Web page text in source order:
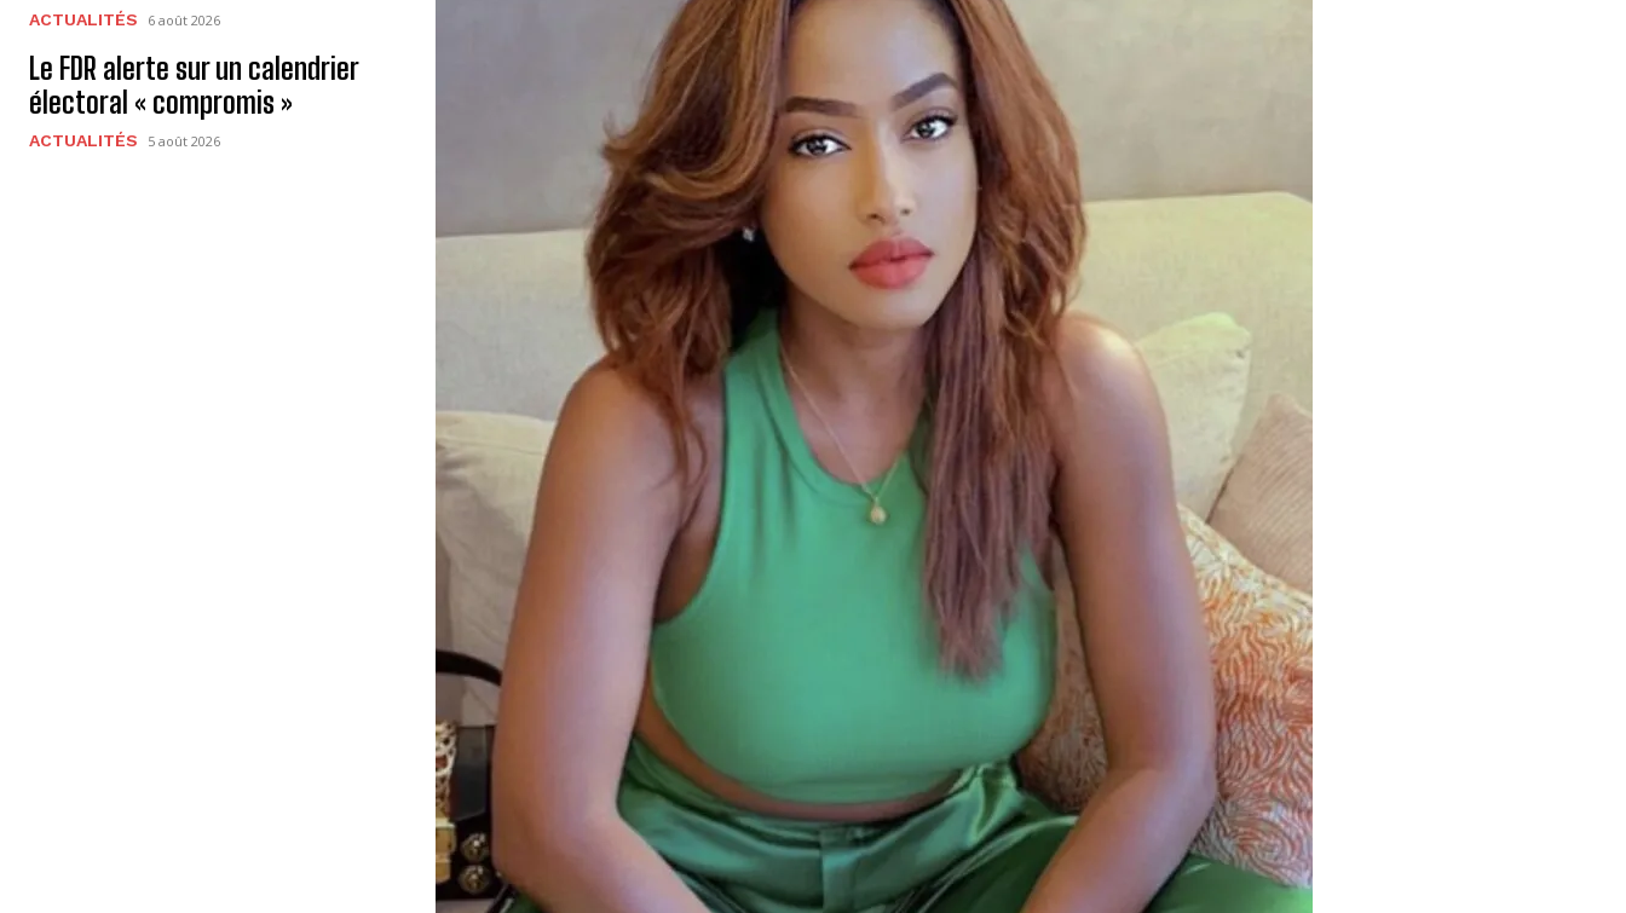
ACTUALITÉS 6 août 2026
Le FDR alerte sur un calendrier
électoral « compromis »
ACTUALITÉS 5 août 2026